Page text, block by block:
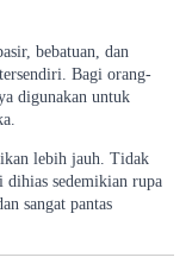
bebatuan, dan
Bagi orang-
digunakan untuk
lebih jauh. Tidak
sedemikian rupa
sangat pantas